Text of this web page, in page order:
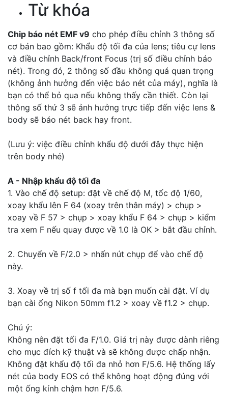
Từ khóa
Chip báo nét EMF v9 cho phép điều chỉnh 3 thông số
cơ bản bao gồm: Khẩu độ tối đa của lens; tiêu cự lens
và điều chỉnh Back/front Focus (trị số điều chỉnh báo
nét). Trong đó, 2 thông số đầu không quá quan trọng
(không ảnh hưởng đến việc báo nét của máy), nghĩa là
bạn có thể bỏ qua nếu không thấy cần thiết. Còn lại
thông số thứ 3 sẽ ảnh hưởng trực tiếp đến việc lens &
body sẽ báo nét back hay front.
(Lưu ý: việc điều chỉnh khẩu độ dưới đây thực hiện
trên body nhé)
A - Nhập khẩu độ tối đa
1. Vào chế độ setup: đặt về chế độ M, tốc độ 1/60,
xoay khẩu lên F 64 (xoay trên thân máy) > chụp >
xoay về F 57 > chụp > xoay khẩu F 64 > chụp > kiểm
tra xem F nếu quay được về 1.0 là OK > bắt đầu chỉnh.
2. Chuyển về F/2.0 > nhấn nút chụp để vào chế độ
này.
3. Xoay về trị số f tối đa mà bạn muốn cài đặt. Ví dụ
bạn cài ống Nikon 50mm f1.2 > xoay về f1.2 > chụp.
Chú ý:
Không nên đặt tối đa F/1.0. Giá trị này được dành riêng
cho mục đích kỹ thuật và sẽ không được chấp nhận.
Không đặt khẩu độ tối đa nhỏ hơn F/5.6. Hệ thống lấy
nét của body EOS có thể không hoạt động đúng với
một ống kính chậm hơn F/5.6.